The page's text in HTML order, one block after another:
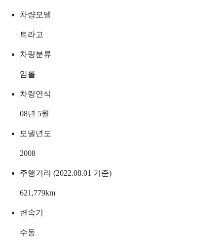
차량모델
트라고
차량분류
암롤
차량연식
08년 5월
모델년도
2008
주행거리 (2022.08.01 기준)
621,779km
변속기
수동